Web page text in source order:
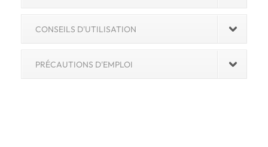
CONSEILS D'UTILISATION
PRÉCAUTIONS D'EMPLOI